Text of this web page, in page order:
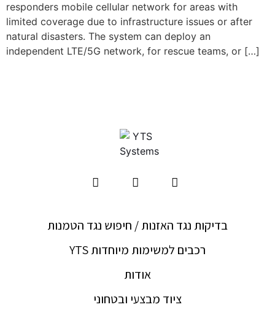
responders mobile cellular network for areas with
limited coverage due to infrastructure issues or after
natural disasters‭. ‬The system can deploy an
independent LTE/5G network‭, ‬for rescue teams‭, ‬or […]
בדיקות נגד האזנות / חיפוש נגד הטמנות
YTS רכבים למשימות מיוחדות
אודות
ציוד מבצעי ובטחוני